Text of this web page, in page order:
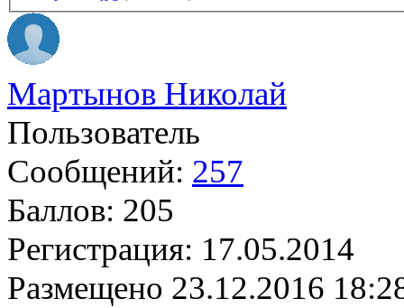
Мартынов Николай
Пользователь
Сообщений: 257
Баллов: 205
Регистрация: 17.05.2014
Размещено 23.12.2016